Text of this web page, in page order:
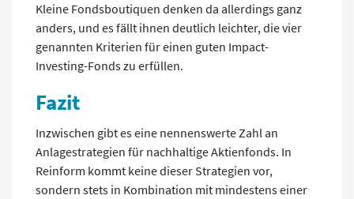
Kleine Fondsboutiquen denken da allerdings ganz
anders, und es fällt ihnen deutlich leichter, die vier
genannten Kriterien für einen guten Impact-
Investing-Fonds zu erfüllen.
Fazit
Inzwischen gibt es eine nennenswerte Zahl an
Anlagestrategien für nachhaltige Aktienfonds. In
Reinform kommt keine dieser Strategien vor,
sondern stets in Kombination mit mindestens einer